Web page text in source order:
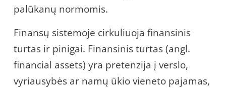
palūkanų normomis.
Finansų sistemoje cirkuliuoja finansinis
turtas ir pinigai. Finansinis turtas (angl.
financial assets) yra pretenzija į verslo,
vyriausybės ar namų ūkio vieneto pajamas,